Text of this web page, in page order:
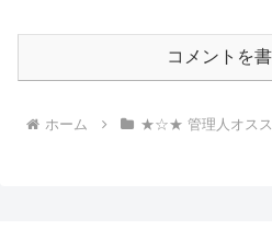
コメントを
ホーム ★☆★ 管理人オスス